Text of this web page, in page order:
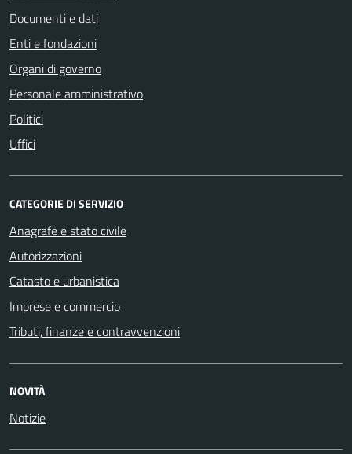
Documenti e dati
Enti e fondazioni
Organi di governo
Personale amministrativo
Politici
Uffici
CATEGORIE DI SERVIZIO
Anagrafe e stato civile
Autorizzazioni
Catasto e urbanistica
Imprese e commercio
Tributi, finanze e contravvenzioni
NOVITÀ
Notizie